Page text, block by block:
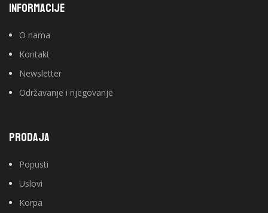
INFORMACIJE
O nama
Kontakt
Newsletter
Održavanje i njegovanje
PRODAJA
Popusti
Uslovi
Korpa